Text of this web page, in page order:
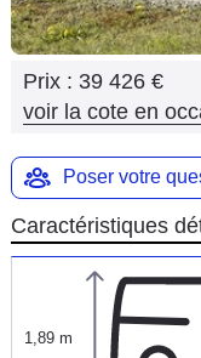
Moto
Marques
Prix : 39 426 €
voir la cote en
Poser votre
Caractéristiques
1,89 m